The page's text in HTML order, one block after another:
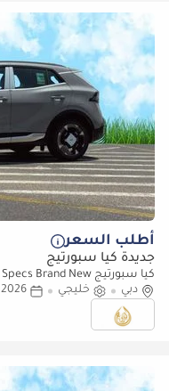
أطلب السعر
جديدة كيا سبورتيج
كيا سبورتيج Kia Sportage 2026 GCC Specs Brand New
دبي
خليجي 2026